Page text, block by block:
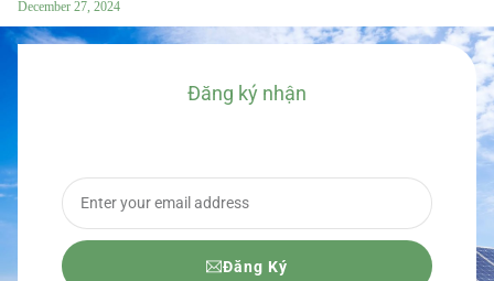
December 27, 2024
Đăng ký nhận
Đăng Ký